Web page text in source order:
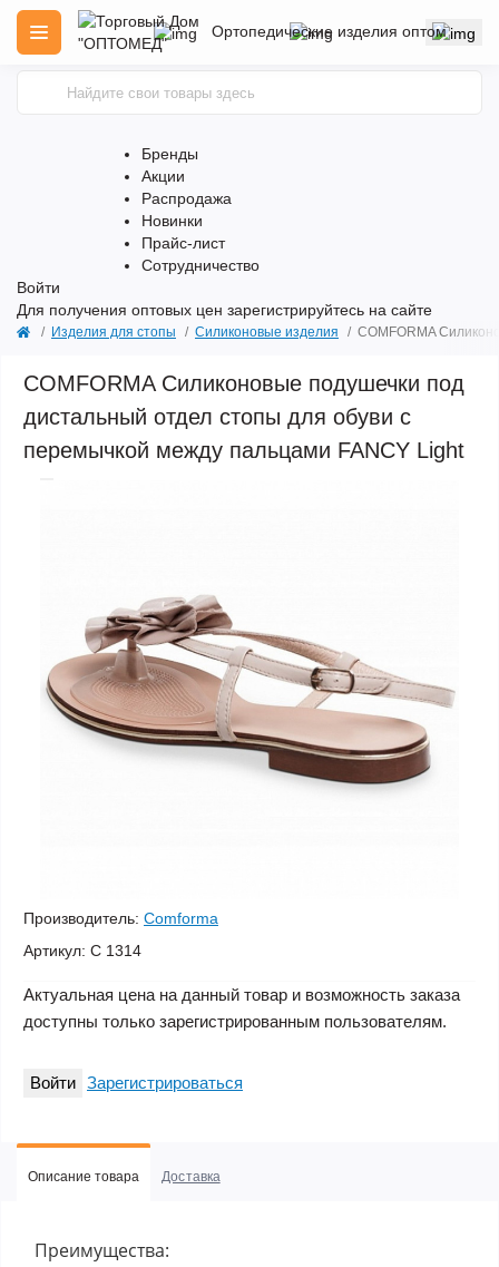
Ортопедические изделия оптом
Бренды
Акции
Распродажа
Новинки
Прайс-лист
Сотрудничество
Войти
Для получения оптовых цен зарегистрируйтесь на сайте
Изделия для стопы Силиконовые изделия COMFORMA
COMFORMA Силиконовые подушечки под
дистальный отдел стопы для обуви с
перемычкой между пальцами FANCY Light
Производитель: Comforma
Артикул: C 1314
Актуальная цена на данный товар и возможность заказа
доступны только зарегистрированным пользователям.
Войти Зарегистрироваться
Описание товара Доставка
Преимущества: